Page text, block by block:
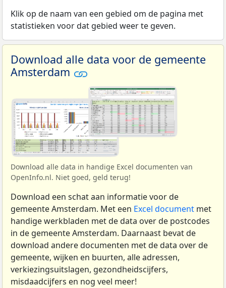
Klik op de naam van een gebied om de pagina met
statistieken voor dat gebied weer te geven.
Download alle data voor de gemeente
Amsterdam
Download alle data in handige Excel documenten van
OpenInfo.nl. Niet goed, geld terug!
Download een schat aan informatie voor de
gemeente Amsterdam. Met een Excel document met
handige werkbladen met de data over de postcodes
in de gemeente Amsterdam. Daarnaast bevat de
download andere documenten met de data over de
gemeente, wijken en buurten, alle adressen,
verkiezingsuitslagen, gezondheidscijfers,
misdaadcijfers en nog veel meer!